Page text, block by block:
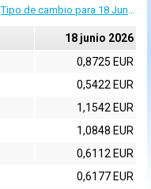
Tipo de cambio para 18 Junio 2026
18 junio 2026
0,8725 EUR
0,5422 EUR
1,1542 EUR
1,0848 EUR
0,6112 EUR
0,6177 EUR